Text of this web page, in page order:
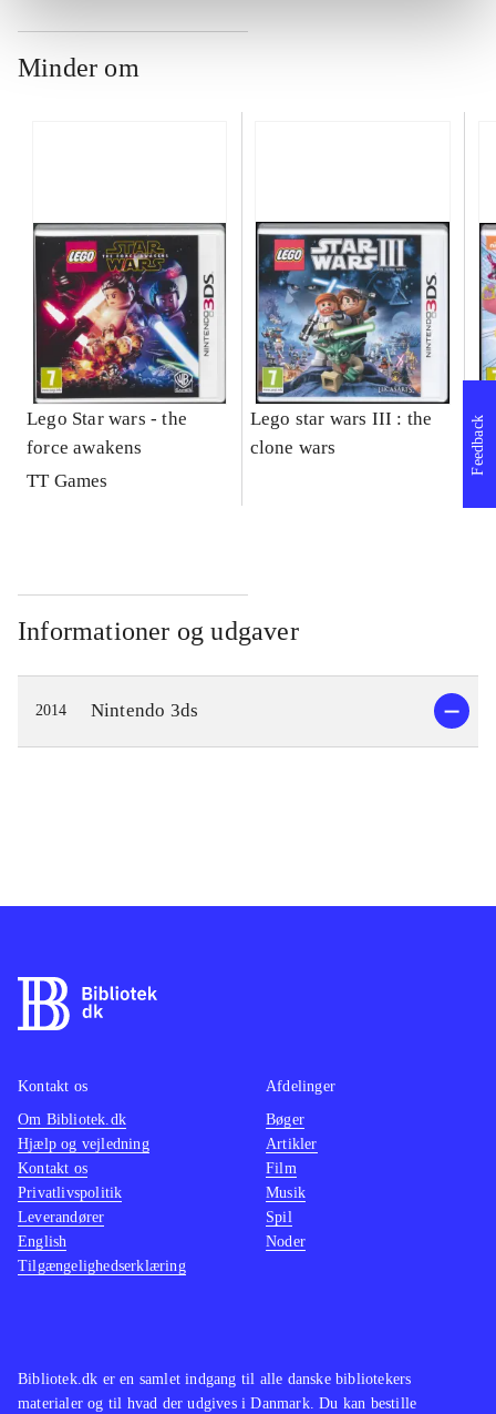
Minder om
Lego Star wars - the
force awakens
TT Games
Lego star wars III : the
clone wars
Informationer og udgaver
2014 Nintendo 3ds
Feedback
Bibliotek.dk er en samlet indgang til alle danske bibliotekers
materialer og til hvad der udgives i Danmark. Du kan bestille
Kontakt os
Om Bibliotek.dk
Hjælp og vejledning
Kontakt os
Privatlivspolitik
Leverandører
English
Tilgængelighedserklæring
Afdelinger
Bøger
Artikler
Film
Musik
Spil
Noder